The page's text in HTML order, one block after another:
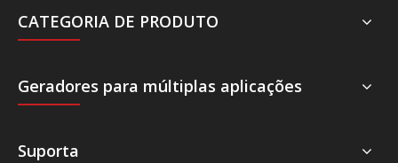
CATEGORIA DE PRODUTO
Geradores para múltiplas aplicações
Suporta